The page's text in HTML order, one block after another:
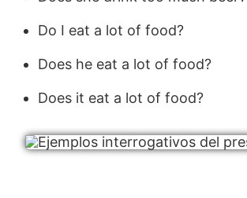
Do I eat a lot of food?
Does he eat a lot of food?
Does it eat a lot of food?